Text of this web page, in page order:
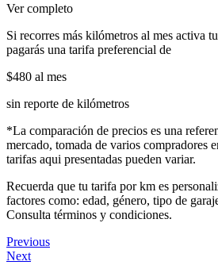
Ver completo
Si recorres más kilómetros al mes activa
pagarás una tarifa preferencial de
$480 al mes
sin reporte de kilómetros
*La comparación de precios es una
mercado, tomada de varios compradores
tarifas aqui presentadas pueden variar.
Recuerda que tu tarifa por km es
factores como: edad, género, tipo de
Consulta términos y condiciones.
Previous
Next